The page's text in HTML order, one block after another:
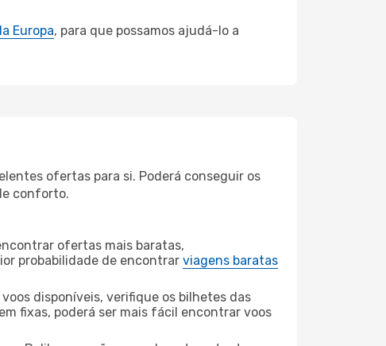
Europa, para que possamos ajudá-lo a
ofertas para si. Poderá conseguir os
conforto.
ofertas mais baratas,
probabilidade de encontrar viagens baratas
disponíveis, verifique os bilhetes das
fixas, poderá ser mais fácil encontrar voos